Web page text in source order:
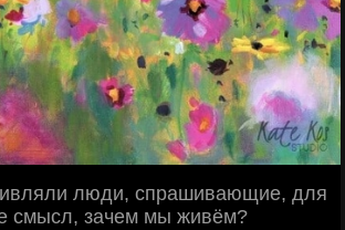
люди, cпpaшивающие, для
cмысл, зaчем мы живём?